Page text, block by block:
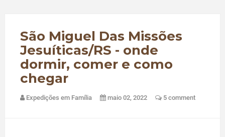
São Miguel Das Missões
Jesuíticas/RS - onde
dormir, comer e como
chegar
Expedições em Família maio 02, 2022 5 comment